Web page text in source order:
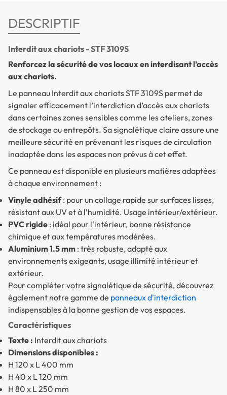
DESCRIPTIF
Interdit aux chariots - STF 3109S
Renforcez la sécurité de vos locaux en interdisant l’accès
aux chariots.
Le panneau Interdit aux chariotsSTF 3109S permet de
signaler efficacement l’interdiction d’accès aux chariots
dans certaines zones sensibles comme les ateliers, zones
de stockage ou entrepôts. Sa signalétique claire assure une
meilleure sécurité en prévenant les risques de circulation
inadaptée dans les espaces non prévus à cet effet.
Ce panneau est disponible en plusieurs matières adaptées
à chaque environnement :
Vinyle adhésif: pour un collage rapide sur surfaces lisses,
résistant aux UV et à l’humidité. Usage intérieur/extérieur.
PVC rigide : idéal pour l'intérieur, bonne résistance
chimique et aux températures modérées.
Aluminium 1.5 mm : très robuste, adapté aux
environnements exigeants, usage illimité intérieur et
extérieur.
Pour compléter votre signalétique de sécurité, découvrez
également notre gamme de panneaux d'interdiction
indispensables à la bonne gestion de vos espaces.
Caractéristiques
Texte : Interdit aux chariots
Dimensions disponibles :
H 120 x L 400 mm
H 40 x L 120 mm
H 80 x L 250 mm